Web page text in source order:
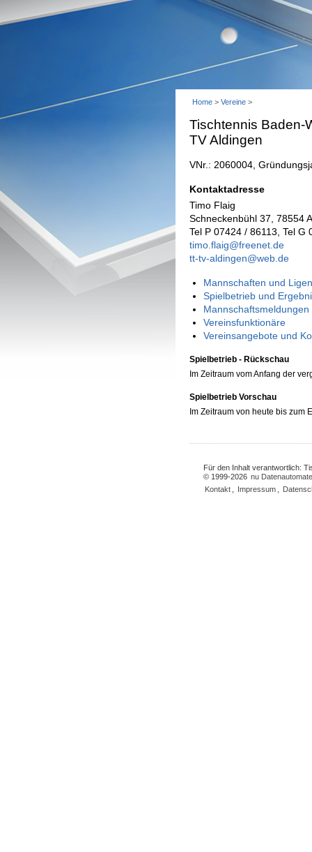
Home > Vereine >
Tischtennis Baden-
TV Aldingen
VNr.: 2060004,
Kontaktadresse
Timo Flaig
Schneckenbühl 37, 78554
Tel P 07424 / 86113, Tel
timo.flaig@freenet.de
tt-tv-aldingen@web.de
Mannschaften und
Spielbetrieb und
Vereinsfunktionäre
Vereinsangebote und
Spielbetrieb - Rückschau
Im Zeitraum vom Anfang der
Spielbetrieb Vorschau
Im Zeitraum von heute bis zum
Für den Inhalt verantwortlich:
© 1999-2026 nu
Kontakt
Impressum